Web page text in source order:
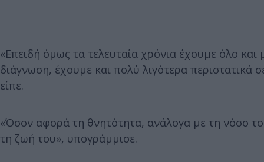
«Επειδή όμως τα τελευταία χρόνια έχουμε όλο
διάγνωση, έχουμε και πολύ λιγότερα περιστατικά
είπε.
«Όσον αφορά τη θνητότητα, ανάλογα με τη νόσο
τη ζωή του», υπογράμμισε.